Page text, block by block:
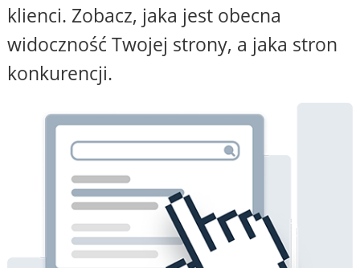
klienci. Zobacz, jaka jest obecna
widoczność Twojej strony, a jaka stron
konkurencji.